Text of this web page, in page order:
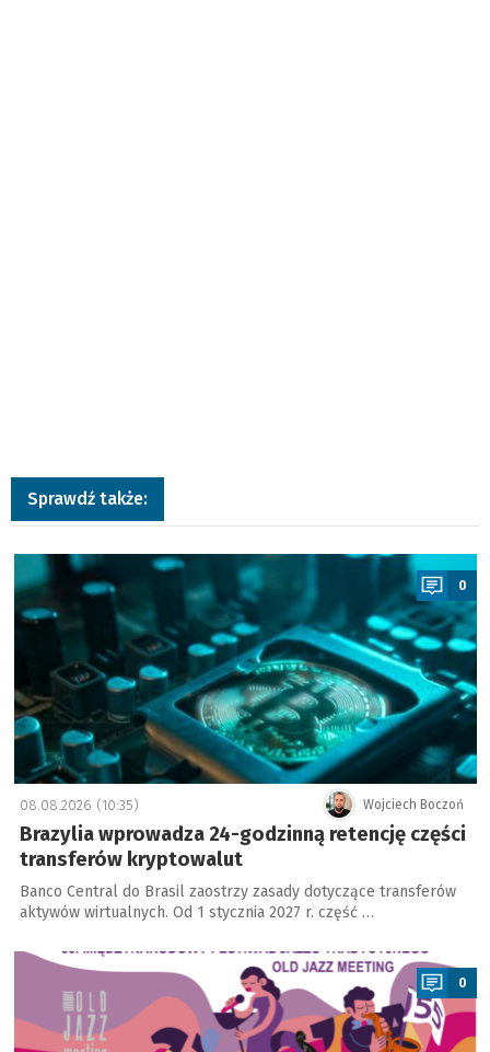
Sprawdź także:
a
0
Wojciech Boczoń
08.08.2026 (10:35)
Brazylia wprowadza 24-godzinną retencję części
transferów kryptowalut
Banco Central do Brasil zaostrzy zasady dotyczące transferów
aktywów wirtualnych. Od 1 stycznia 2027 r. część …
a
0